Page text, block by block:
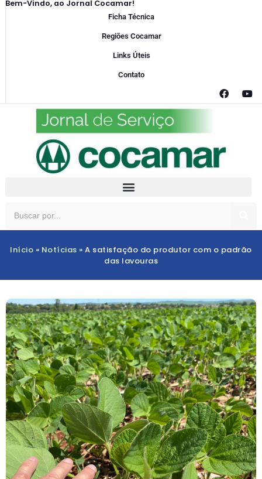
Bem-Vindo, ao Jornal Cocamar!
Ficha Técnica
Regiões Cocamar
Links Úteis
Contato
Início » Notícias »A satisfação do produtor com o padrão
das lavouras